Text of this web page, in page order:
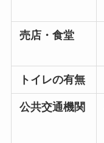
売店・食堂
トイレの有無
公共交通機関